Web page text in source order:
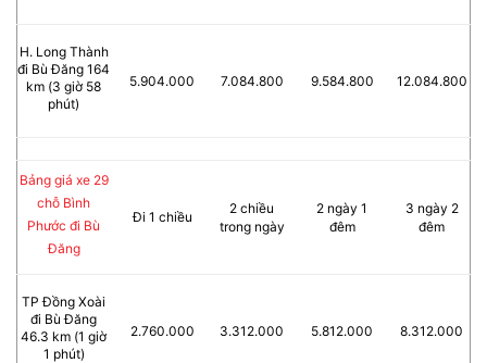
H. Long Thành
đi Bù Đăng 164
km (3 giờ 58
phút)
5.904.000 7.084.800 9.584.800 12.084.800
Bảng giá xe 29
chỗ Bình
Phước đi Bù
Đăng
Đi 1 chiều
2 chiều
trong ngày
2 ngày 1
đêm
3 ngày 2
đêm
TP Đồng Xoài
đi Bù Đăng
46.3 km (1 giờ
1 phút)
2.760.000 3.312.000 5.812.000 8.312.000